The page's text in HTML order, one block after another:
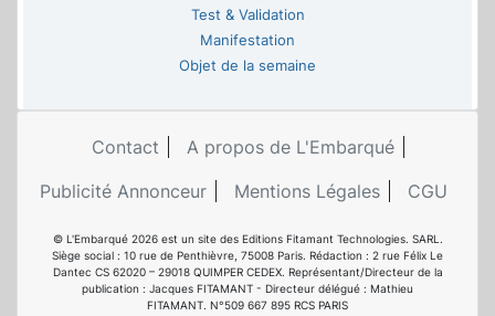
Test & Validation
Manifestation
Objet de la semaine
Contact
A propos de L'Embarqué
Publicité Annonceur
Mentions Légales CGU
© L'Embarqué 2026 est un site des Editions Fitamant Technologies. SARL.
Siège social : 10 rue de Penthièvre, 75008 Paris. Rédaction : 2 rue Félix Le
Dantec CS 62020 – 29018 QUIMPER CEDEX. Représentant/Directeur de la
publication : Jacques FITAMANT - Directeur délégué : Mathieu
FITAMANT. N°509 667 895 RCS PARIS